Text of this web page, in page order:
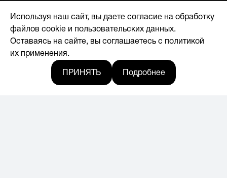
Поддержка
Используя наш сайт, вы даете согласие на обработку
файлов cookie и пользовательских данных.
Оставаясь на сайте, вы соглашаетесь с политикой
их применения.
ПРИНЯТЬ Подробнее